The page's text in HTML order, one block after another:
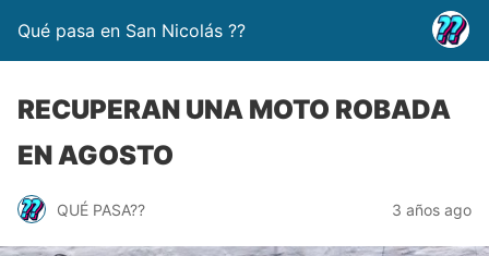
Qué pasa en San Nicolás ??
RECUPERAN UNA MOTO ROBADA
EN AGOSTO
QUÉ PASA?? 3 años ago